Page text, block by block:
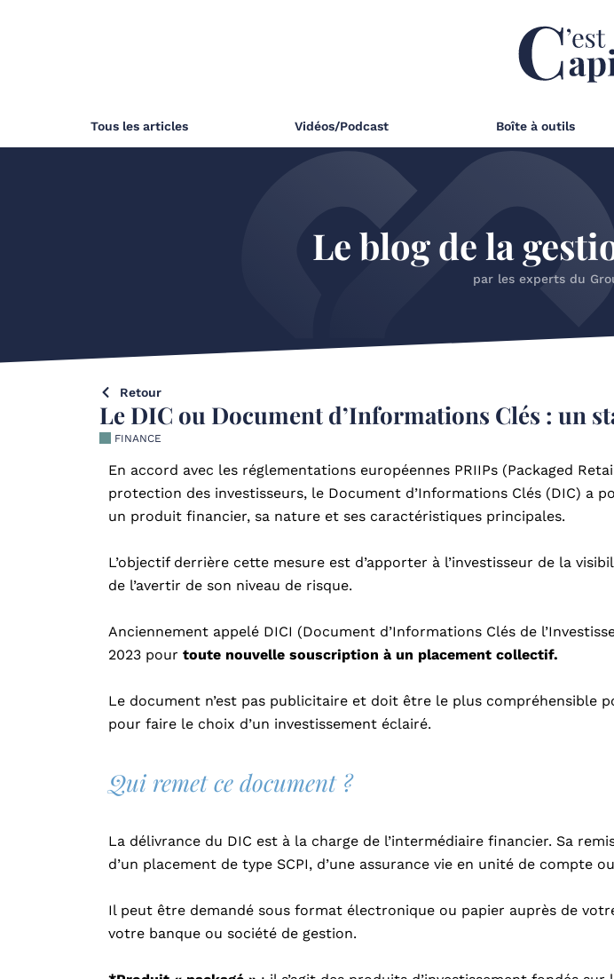
Tous les articles Vidéos/Podcast Boîte à outils
Le blog de la
par les experts du
Retour
Le DIC ou Document d’Informations Clés : un
FINANCE
En accord avec les réglementations européennes PRIIPs (Packaged
protection des investisseurs, le Document d’Informations Clés (DIC) a
un produit financier, sa nature et ses caractéristiques principales.
L’objectif derrière cette mesure est d’apporter à l’investisseur de la
de l’avertir de son niveau de risque.
Anciennement appelé DICI (Document d’Informations Clés de
2023 pour toute nouvelle souscription à un placement collectif.
Le document n’est pas publicitaire et doit être le plus
pour faire le choix d’un investissement éclairé.
Qui remet ce document ?
La délivrance du DIC est à la charge de l’intermédiaire financier. Sa
d’un placement de type SCPI, d’une assurance vie en unité de compte
Il peut être demandé sous format électronique ou papier auprès de
votre banque ou société de gestion.